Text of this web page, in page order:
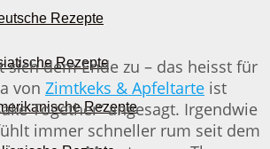
Rezepte
Rezepte
Rezepte
sich dem Ende zu – das heisst für
von Zimtkeks & Apfeltarte ist
Together“ angesagt. Irgendwie
immer schneller rum seit dem